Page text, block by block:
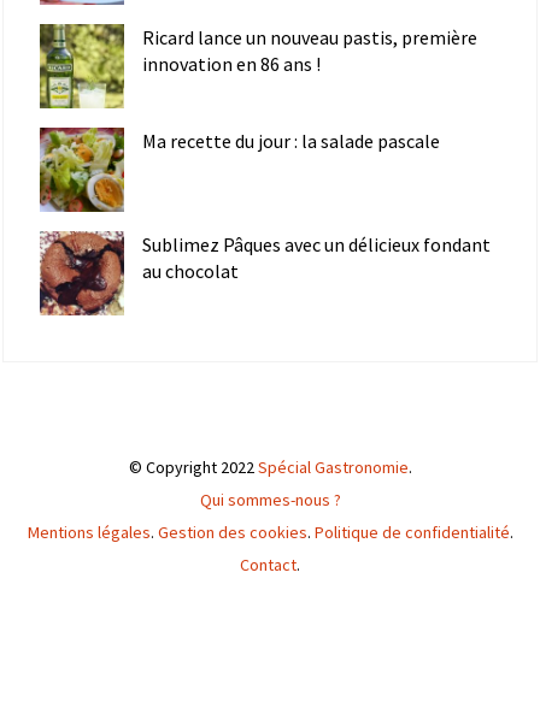
Ricard lance un nouveau pastis, première
innovation en 86 ans !
Ma recette du jour : la salade pascale
Sublimez Pâques avec un délicieux fondant
au chocolat
© Copyright 2022Spécial Gastronomie.
Qui sommes-nous ?
Mentions légales. Gestion des cookies. Politique de confidentialité.
Contact.